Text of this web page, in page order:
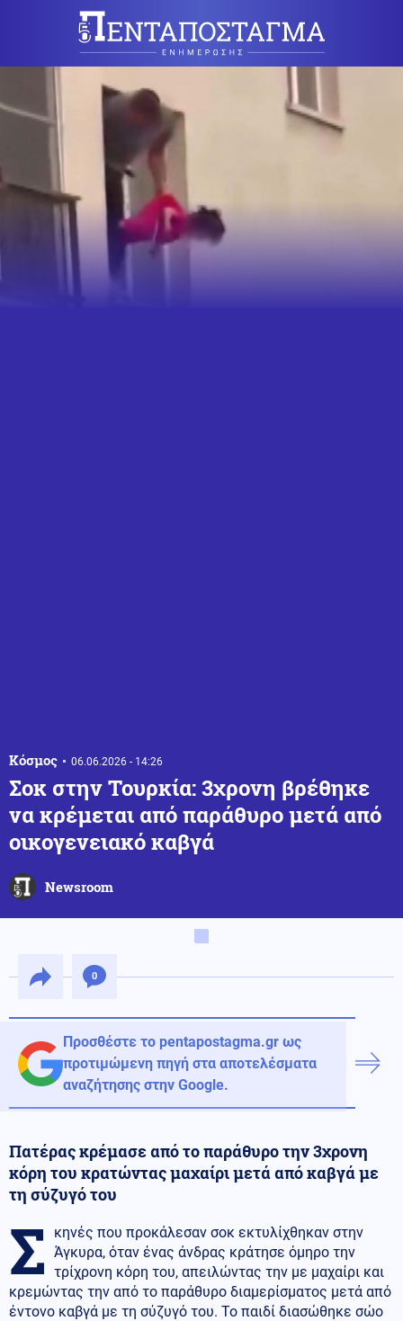
Κόσμος 06.06.2026 - 14:26
Σοκ στην Τουρκία: 3χρονη βρέθηκε
να κρέμεται από παράθυρο μετά από
οικογενειακό καβγά
Newsroom
0
Προσθέστε το pentapostagma.gr ως
προτιμώμενη πηγή στα αποτελέσματα
αναζήτησης στην Google.
Πατέρας κρέμασε από το παράθυρο την 3χρονη
κόρη του κρατώντας μαχαίρι μετά από καβγά με
τη σύζυγό του
Σ
κηνές που προκάλεσαν σοκ εκτυλίχθηκαν στην
Άγκυρα, όταν ένας άνδρας κράτησε όμηρο την
τρίχρονη κόρη του, απειλώντας την με μαχαίρι και
κρεμώντας την από το παράθυρο διαμερίσματος μετά από
έντονο καβγά με τη σύζυγό του. Το παιδί διασώθηκε σώο